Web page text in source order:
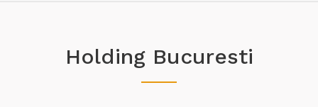
Holding Bucuresti